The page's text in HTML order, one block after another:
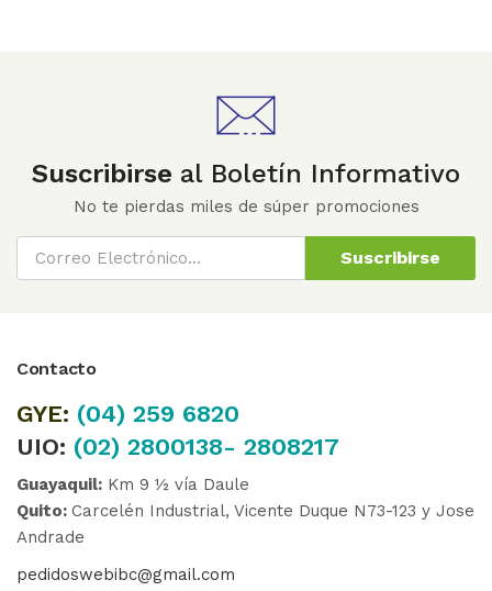
Suscribirse al Boletín Informativo
No te pierdas miles de súper promociones
Suscribirse
Contacto
GYE: (04) 259 6820
UIO: (02) 2800138- 2808217
Guayaquil: Km 9 ½ vía Daule
Quito: Carcelén Industrial, Vicente Duque N73-123 y Jose
Andrade
pedidoswebibc@gmail.com